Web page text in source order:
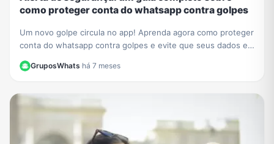
como proteger conta do whatsapp contra golpes
Um novo golpe circula no app! Aprenda agora como proteger
conta do whatsapp contra golpes e evite que seus dados e
GruposWhats·há 7 meses